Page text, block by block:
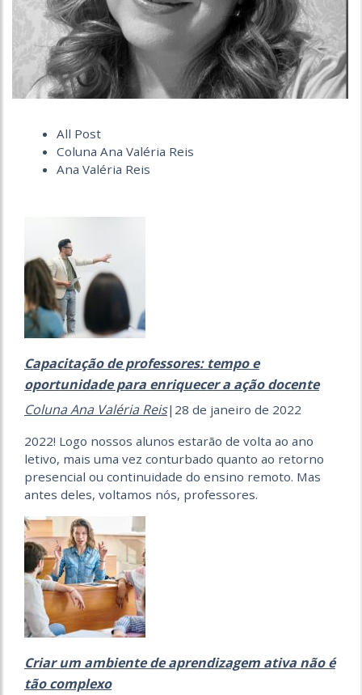
All Post
Coluna Ana Valéria Reis
Ana Valéria Reis
Capacitação de professores: tempo e
oportunidade para enriquecer a ação docente
Coluna Ana Valéria Reis|28 de janeiro de 2022
2022! Logo nossos alunos estarão de volta ao ano
letivo, mais uma vez conturbado quanto ao retorno
presencial ou continuidade do ensino remoto. Mas
antes deles, voltamos nós, professores.
Criar um ambiente de aprendizagem ativa não é
tão complexo